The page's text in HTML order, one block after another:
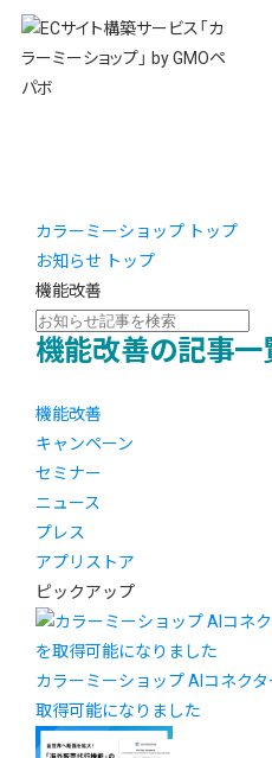
カラーミーショップ トップ
お知らせ トップ
機能改善
機能改善の記事一
機能改善
キャンペーン
セミナー
ニュース
プレス
アプリストア
ピックアップ
カラーミーショップ AIコネクタ
取得可能になりました